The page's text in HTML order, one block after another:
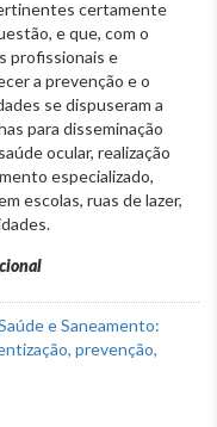
certamente
e que, com o
profissionais e
a prevenção e o
se dispuseram a
para disseminação
ocular, realização
especializado,
escolas, ruas de lazer,